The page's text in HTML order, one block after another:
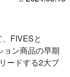
FIVESと
ョン商品の早期
ードする2大ブ